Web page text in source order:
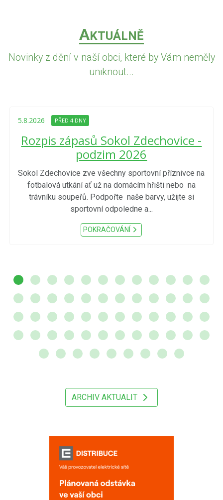
AKTUÁLNĚ
Novinky z dění v naší obci, které by Vám neměly
uniknout...
5.8.2026 PŘED 4 DNY
Rozpis zápasů Sokol Zdechovice -
podzim 2026
Sokol Zdechovice zve všechny sportovní příznivce na
fotbalová utkání ať už na domácím hřišti nebo na
trávníku soupeřů. Podpořte naše barvy, užijte si
sportovní odpoledne a...
POKRAČOVÁNÍ
ARCHIV AKTUALIT